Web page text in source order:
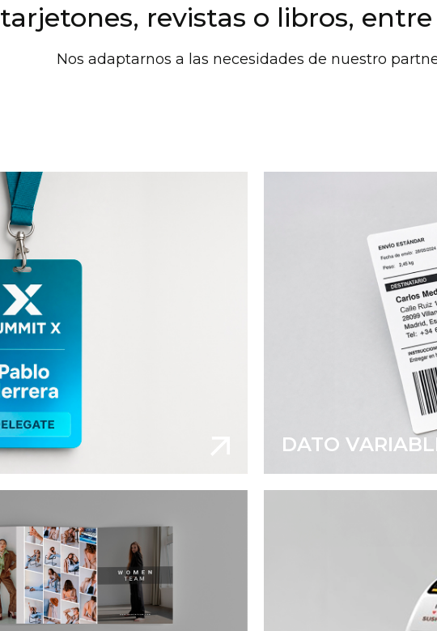
tarjetones, revistas o libros,
Nos adaptarnos a las necesidades de nuestro
DATO